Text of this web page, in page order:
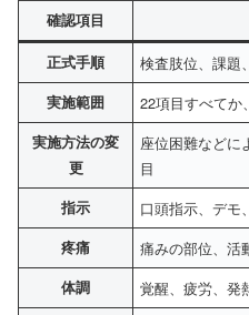
確認項目
正式手順 検査肢位、課題
実施範囲 22項目すべてか
実施方法の変
更
座位困難などに
目
指示 口頭指示、デモ
疼痛 痛みの部位、活
体調 覚醒、疲労、発